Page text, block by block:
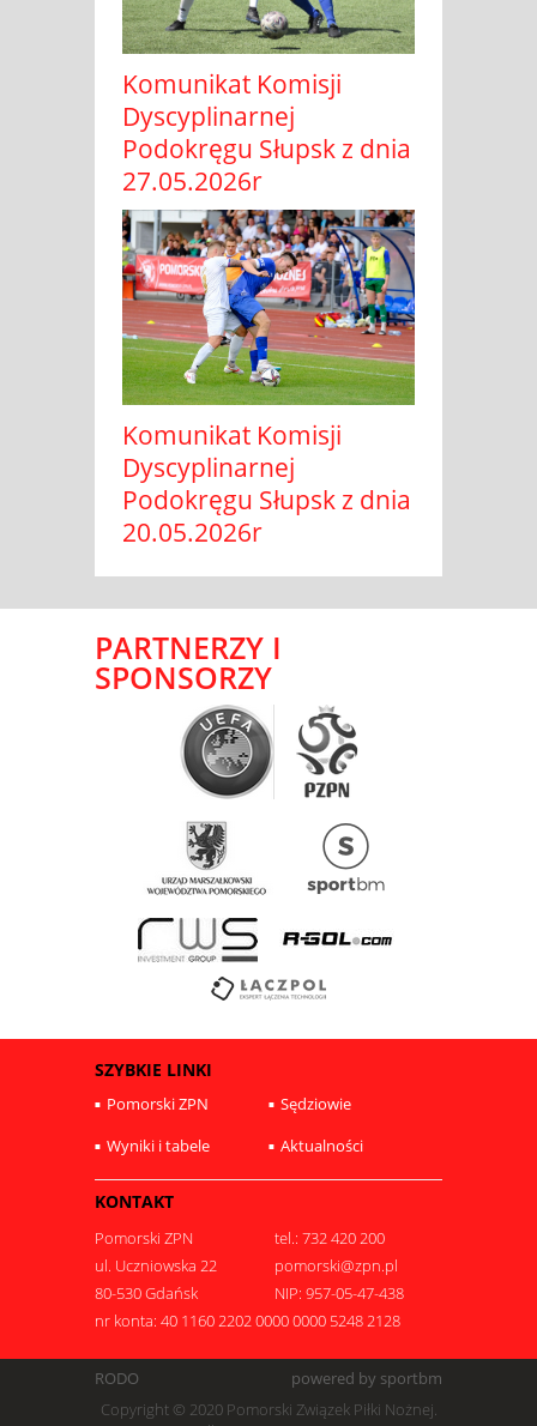
Komunikat Komisji
Dyscyplinarnej
Podokręgu Słupsk z dnia
27.05.2026r
Komunikat Komisji
Dyscyplinarnej
Podokręgu Słupsk z dnia
20.05.2026r
PARTNERZY I
SPONSORZY
SZYBKIE LINKI
Pomorski ZPN
Sędziowie
Wyniki i tabele
Aktualności
KONTAKT
Pomorski ZPN
tel.: 732 420 200
ul. Uczniowska 22
pomorski@zpn.pl
80-530 Gdańsk
NIP: 957-05-47-438
nr konta: 40 1160 2202 0000 0000 5248 2128
RODO
powered by sportbm
Copyright © 2020 Pomorski Związek Piłki Nożnej.